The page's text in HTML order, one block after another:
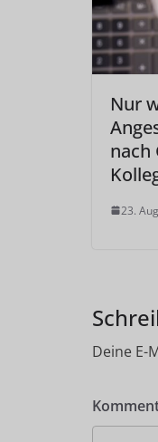
Nur
nach
23.
Deine E-